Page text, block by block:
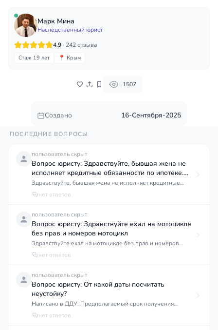
Марк Мина
Наследственный юрист
4.9· 242 отзыва
Стаж 19 лет 📍 Крым
1507
Создано 16-Сентября-2025
ПОСЛЕДНИЕ ВОПРОСЫ
пользователь скрыт
Вопрос юристу: Здравствуйте, бывшая жена не
исполняет кредитные обязанности по ипотеке.
Какие
Здравствуйте, бывшая жена не исполняет кредитные
обязанности по ипотеке. Какие документы нужны подачи
нет ответов
пользователь скрыт
Вопрос юристу: Здравствуйте ехал на мотоцикле
без прав и номеров мотоцикл
Здравствуйте ехал на мотоцикле без прав и номеров
мотоцикл твобще не зарегистрирован лишат ли меня
нет ответов
пользователь скрыт
Вопрос юристу: От какой даты посчитать
неустойку?
Написано в ДДУ: Предполагаемый срок получения
застройщиком разрешения на ввод объекта в
нет ответов